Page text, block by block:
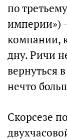
по
империи»)
компании,
дну. Ричи
вернуться
нечто
Скорсезе